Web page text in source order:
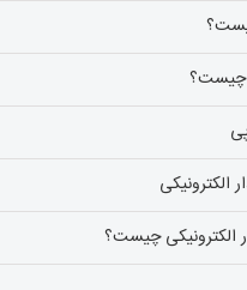
چیست؟
الکترونیکی
الکترونیکی چیست؟